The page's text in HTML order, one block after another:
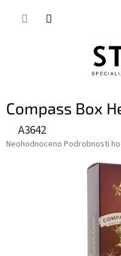
Compass Box
A3642
Průměrné
Neohodnoceno Podrobnosti